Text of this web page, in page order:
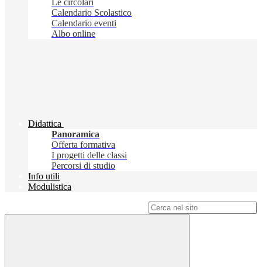
Le circolari
Calendario Scolastico
Calendario eventi
Albo online
Didattica
Panoramica
Offerta formativa
I progetti delle classi
Percorsi di studio
Info utili
Modulistica